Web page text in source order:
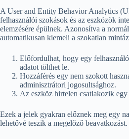
A User and Entity Behavior Analytics
felhasználói szokások és az eszközök
elemzésére épülnek. Azonosítva a
automatikusan kiemeli a szokatlan
Előfordulhat, hogy egy
adatot tölthet le.
Hozzáférés egy nem szokott
adminisztrátori jogosultsághoz.
Az eszköz hirtelen csatlakozik
Ezek a jelek gyakran előznek meg egy
lehetővé teszik a megelőző beavatkozást.